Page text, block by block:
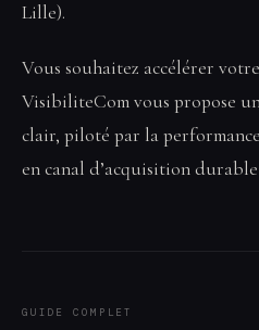
Lille).
Vous souhaitez accélérer
VisibiliteCom vous propose
clair, piloté par la
en canal d’acquisition
GUIDE COMPLET